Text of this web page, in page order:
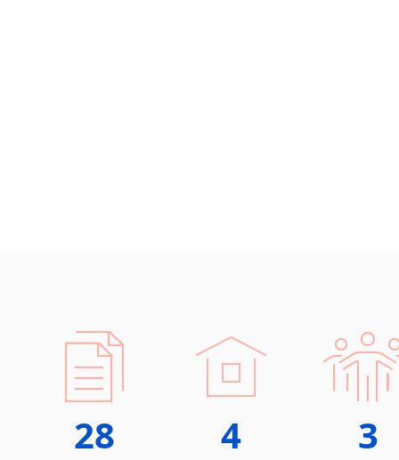
28 4 3